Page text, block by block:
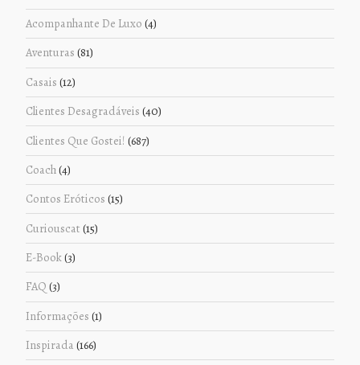
Acompanhante De Luxo (4)
Aventuras (81)
Casais (12)
Clientes Desagradáveis (40)
Clientes Que Gostei! (687)
Coach(4)
Contos Eróticos (15)
Curiouscat (15)
E-Book(3)
FAQ (3)
Informações (1)
Inspirada (166)